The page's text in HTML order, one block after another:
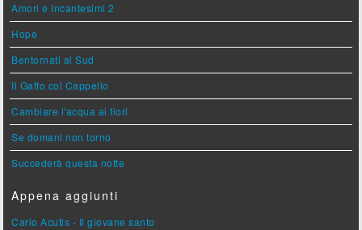
Amori e Incantesimi 2
Hope
Bentornati al Sud
Il Gatto col Cappello
Cambiare l'acqua ai fiori
Se domani non torno
Succederà questa notte
Appena aggiunti
Carlo Acutis - Il giovane santo